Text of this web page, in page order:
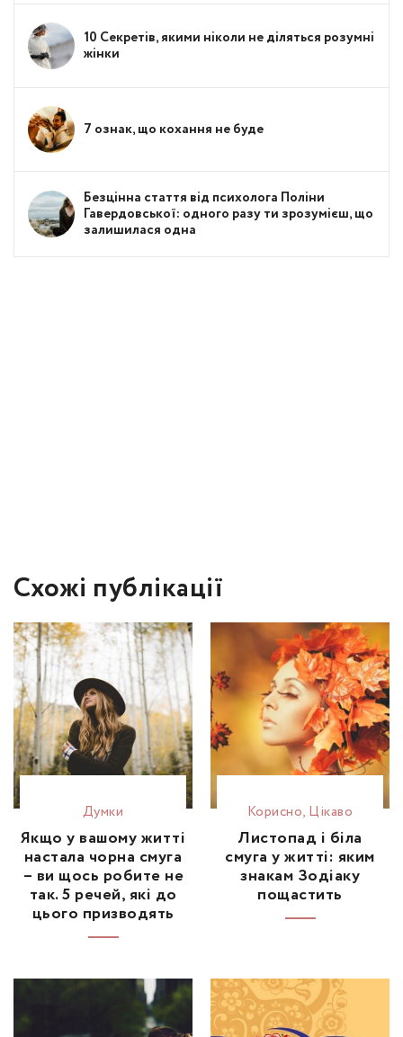
10 Секретів, якими ніколи не діляться розумні
жінки
7 ознак, що кохання не буде
Безцінна стаття від психолога Поліни
Гавердовської: одного разу ти зрозумієш, що
залишилася одна
Схожі публікації
Думки
Якщо у вашому житті
настала чорна смуга
– ви щось робите не
так. 5 речей, які до
цього призводять
Корисно, Цікаво
Листопад і біла
смуга у житті: яким
знакам Зодіаку
пощастить